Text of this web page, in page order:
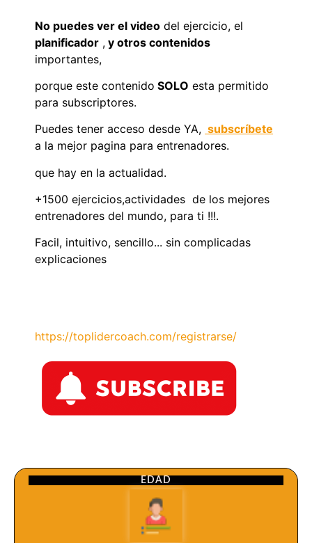
No puedes ver el video del ejercicio, el
planificador , y otros contenidos
importantes,
porque este contenido SOLO esta permitido
para subscriptores.
Puedes tener acceso desde YA, subscríbete
a la mejor pagina para entrenadores.
que hay en la actualidad.
+1500 ejercicios,actividades de los mejores
entrenadores del mundo, para ti !!!.
Facil, intuitivo, sencillo... sin complicadas
explicaciones
https://toplidercoach.com/registrarse/
EDAD